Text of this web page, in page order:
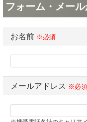
フォーム・メー
お名前 ※必須
メールアドレス ※必須